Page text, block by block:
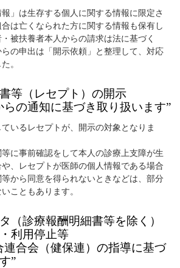
」は生存する個人に関する情報に限定さ
は亡くなられた方に関する情報も保有し
被扶養者本人からの請求は法に基づく
らの申出は「開示依頼」と整理して、対応
。
等（レセプト）の開示
らの通知に基づき取り扱います”
いるレセプトが、開示の対象となりま
に事前確認をして本人の診療上支障が生
、レセプトが医師の個人情報である場合
から同意を得られないときなどは、部分
こともあります。
（診療報酬明細書等を除く）
利用停止等
連合会（健保連）の指導に基づ
”